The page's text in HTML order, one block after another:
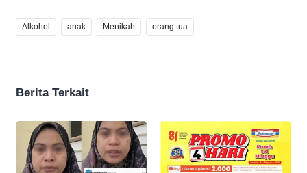
Alkohol anak Menikah orang tua
Berita Terkait